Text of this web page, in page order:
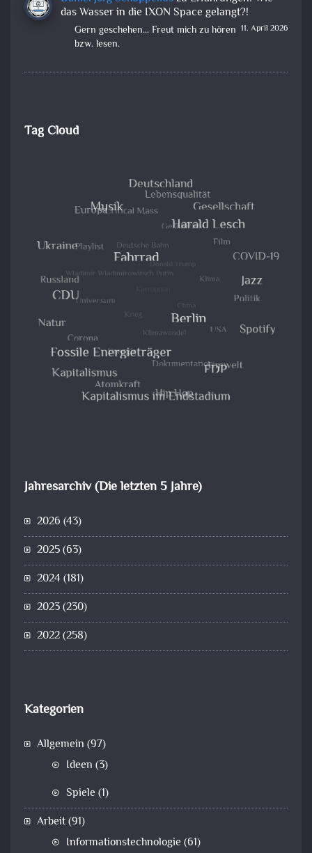
das Wasser in die IXON Space gelangt?!
11. April 2026
Gern geschehen... Freut mich zu hören
bzw. lesen.
Tag Cloud
Jahresarchiv (Die letzten 5 Jahre)
2026 (43)
2025(63)
2024(181)
2023(230)
2022(258)
Kategorien
Allgemein (97)
Ideen (3)
Spiele (1)
Arbeit(91)
Informationstechnologie (61)